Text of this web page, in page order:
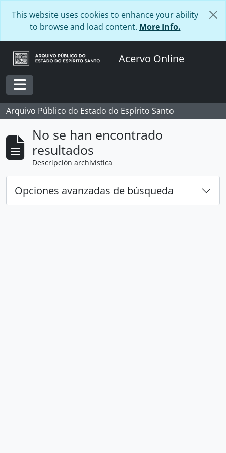
This website uses cookies to enhance your ability
to browse and load content. More Info.
Acervo Online
Toggle navigation
Arquivo Público do Estado do Espírito Santo
No se han encontrado
resultados
Descripción archivística
Opciones avanzadas de búsqueda